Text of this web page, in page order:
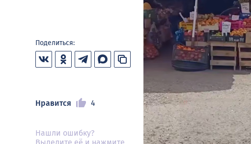
Поделиться:
Нравится 4
Нашли ошибку?